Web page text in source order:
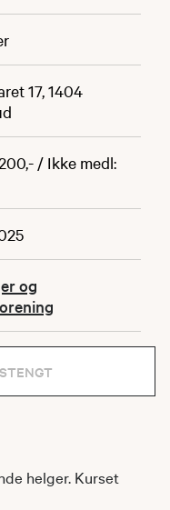
17, 1404
/ Ikke medl:
og
helger. Kurset